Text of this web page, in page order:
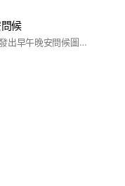
候
很多賴友喜歡向朋友發出早午晚安問候圖。我們都知道，這樣的行為有時，或者常常遭到排斥。沒關係，請來這裡盡情張貼，因為這裡有一群同好。 除了向群友問安，也可以選你認為好看、適當的圖，轉傳向你的朋友問安。 也希望大家互相鼓勵，也就是覺得好看的問候圖，在上面長按，選擇表情圖案給對方一個讚或者其他的表情。有互動，群裡氣氛會更加活絡。 #早安圖 #午安圖 #晚安圖 #問候圖 #長輩圖